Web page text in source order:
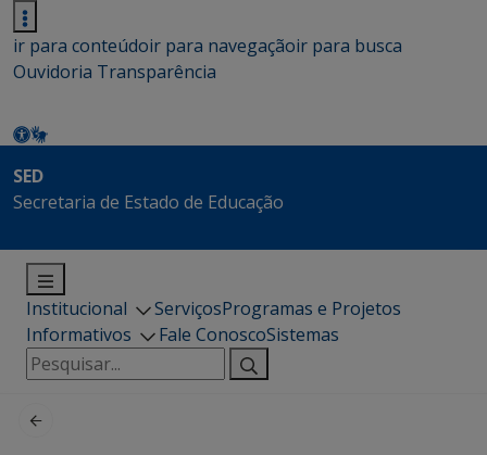
ir para conteúdoir para navegaçãoir para busca
Ouvidoria Transparência
SED
Secretaria de Estado de Educação
Institucional ServiçosProgramas e Projetos
Informativos
Fale ConoscoSistemas
Pesquisar
por: